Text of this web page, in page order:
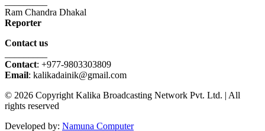
Ram Chandra Dhakal
Reporter
Contact us
Contact: +977-9803303809
Email: kalikadainik@gmail.com
© 2026 Copyright Kalika Broadcasting Network Pvt. Ltd. | All
rights reserved
Developed by: Namuna Computer